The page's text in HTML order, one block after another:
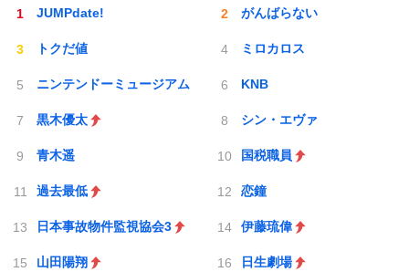
JUMPdate! がんばらない
トクだ値 ミロカロス
ニンテンドーミュージアム KNB
黒木優太 シン・エヴァ
青木遥 国税職員
過去最低 恋鐘
日本事故物件監視協会3 伊藤琉偉
山田陽翔 日生劇場